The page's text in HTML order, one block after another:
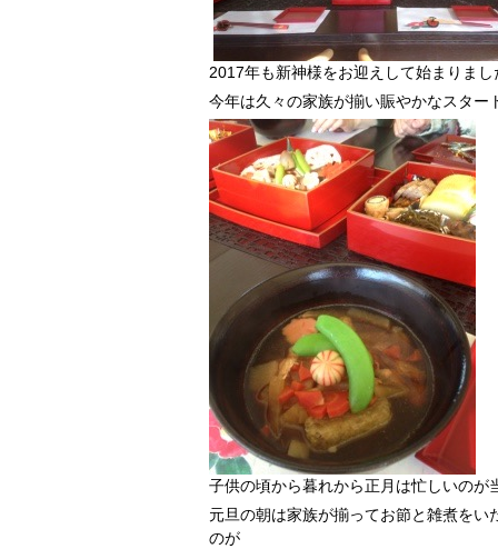
2017年も新神様をお迎えして始まりまし
今年は久々の家族が揃い賑やかなスター
子供の頃から暮れから正月は忙しいのが
元旦の朝は家族が揃ってお節と雑煮を
のが